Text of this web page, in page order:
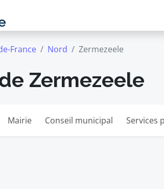
France Nord Zermezeele
Zermezeele
Mairie Conseil municipal Services